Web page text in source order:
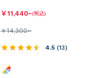
￥11,440~(税込)
￥14,300~
4.5 (13)